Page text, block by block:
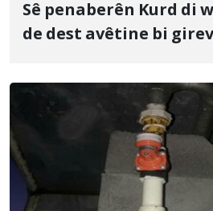
Sê penaberên Kurd di
de dest avêtine bi